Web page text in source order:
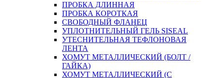
ПРОБКА ДЛИННАЯ
ПРОБКА КОРОТКАЯ
СВОБОДНЫЙ ФЛАНЕЦ
УПЛОТНИТЕЛЬНЫЙ ГЕЛЬ SISEAL
УТЕСНИТЕЛЬНАЯ ТЕФЛОНОВАЯ
ЛЕНТА
ХОМУТ МЕТАЛЛИЧЕСКИЙ (БОЛТ /
ГАЙКА)
ХОМУТ МЕТАЛЛИЧЕСКИЙ (С